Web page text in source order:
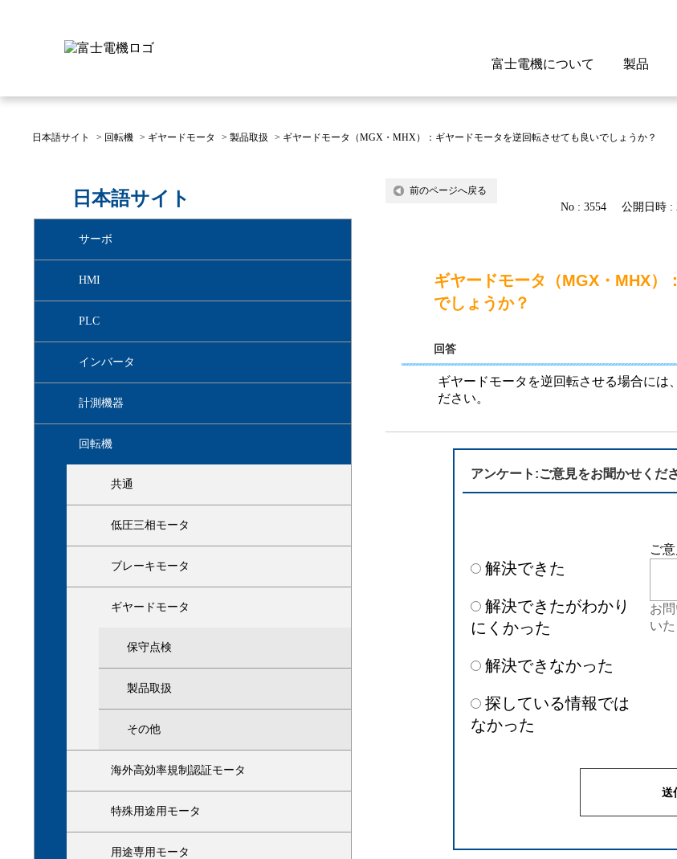
富士電機について
富士電機についてのトップ
へ
ご挨拶
企業活動
製品
駆動制御機器
監視制御システム
半導体
セミナー・研修情報
株主・投資家情報のトップ
へ
経営情報
サステナビリティのトップ
へ
マテリアリティ
新卒採用情報
よくあるご質問
日本語サイト > 回転機 > ギヤードモータ > 製品取扱 > ギヤードモータ（MGX・MHX）：ギヤードモータを逆回転させても良いでしょうか？
日本語サイト
サーボ
HMI
PLC
インバータ
計測機器
回転機
共通
低圧三相モータ
ブレーキモータ
ギヤードモータ
保守点検
製品取扱
その他
海外高効率規制認証モータ
特殊用途用モータ
用途専用モータ
前のページへ戻る
No : 3554 公開日時 :
ギヤードモータ（MGX・MHX）
でしょうか？
回答
ギヤードモータを逆回転させる場合には
ださい。
アンケート:ご意見をお聞かせくだ
解決できた
解決できたがわかり
にくかった
解決できなかった
探している情報では
なかった
ご
お
い